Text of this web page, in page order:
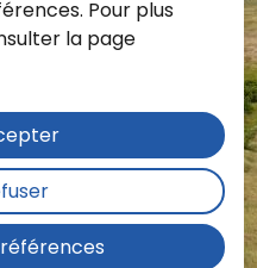
Pour plus
la page